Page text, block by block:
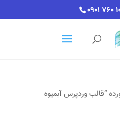
0901 760
“قالب وردپرس آبمیوه